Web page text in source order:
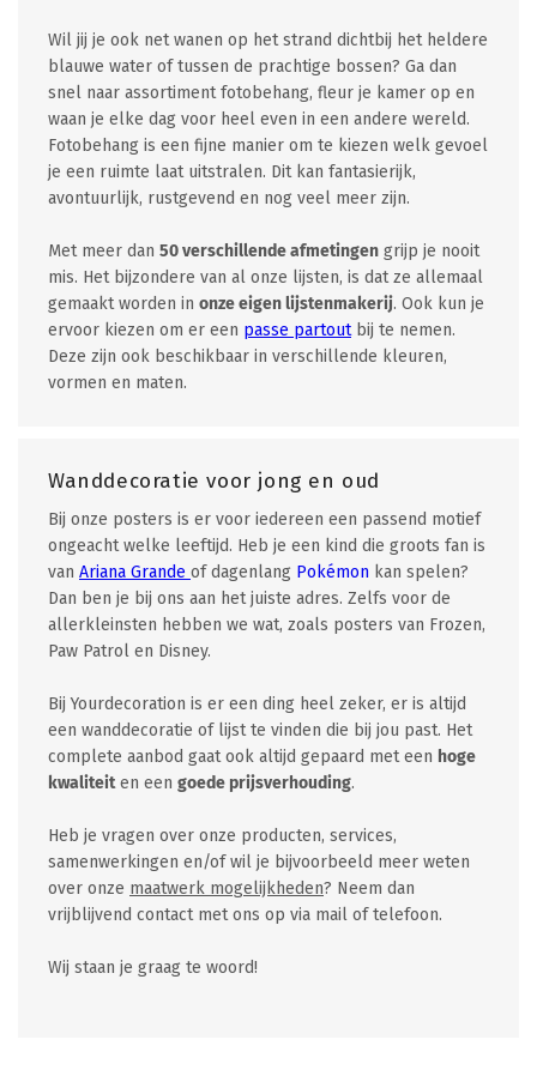
Wil jij je ook net wanen op het strand dichtbij het heldere
blauwe water of tussen de prachtige bossen? Ga dan
snel naar assortiment fotobehang, fleur je kamer op en
waan je elke dag voor heel even in een andere wereld.
Fotobehang is een fijne manier om te kiezen welk gevoel
je een ruimte laat uitstralen. Dit kan fantasierijk,
avontuurlijk, rustgevend en nog veel meer zijn.
Met meer dan 50 verschillende afmetingen grijp je nooit
mis. Het bijzondere van al onze lijsten, is dat ze allemaal
gemaakt worden in onze eigen lijstenmakerij. Ook kun je
ervoor kiezen om er een passe partoutbij te nemen.
Deze zijn ook beschikbaar in verschillende kleuren,
vormen en maten.
Wanddecoratie voor jong en oud
Bij onze posters is er voor iedereen een passend motief
ongeacht welke leeftijd. Heb je een kind die groots fan is
van Ariana Grande of dagenlang Pokémon kan spelen?
Dan ben je bij ons aan het juiste adres. Zelfs voor de
allerkleinsten hebben we wat, zoals posters van Frozen,
Paw Patrol en Disney.
Bij Yourdecoration is er een ding heel zeker, er is altijd
een wanddecoratie of lijst te vinden die bij jou past. Het
complete aanbod gaat ook altijd gepaard met een hoge
kwaliteiten een goede prijsverhouding.
Heb je vragen over onze producten, services,
samenwerkingen en/of wil je bijvoorbeeld meer weten
over onze maatwerk mogelijkheden? Neem dan
vrijblijvend contact met ons op via mail of telefoon.
Wij staan je graag te woord!